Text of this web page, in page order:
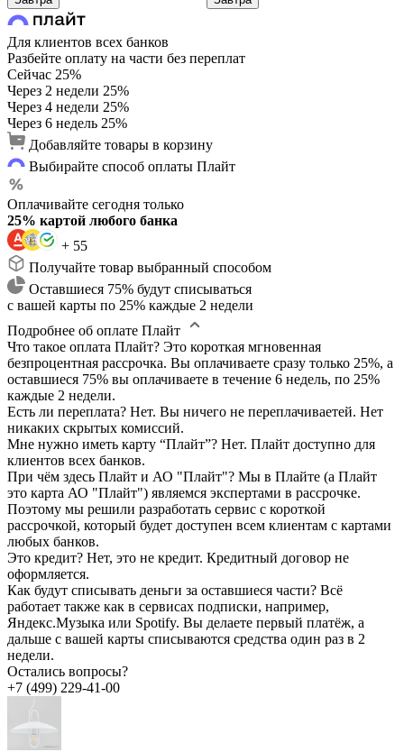
Для клиентов всех банков
Разбейте оплату на части без переплат
Сейчас 25%
Через 2 недели 25%
Через 4 недели 25%
Через 6 недель 25%
Добавляйте товары в корзину
Выбирайте способ оплаты Плайт
Оплачивайте сегодня только
25% картой любого банка
+ 55
Получайте товар выбранный способом
Оставшиеся 75% будут списываться
с вашей карты по 25% каждые 2 недели
Подробнее об оплате Плайт
Что такое оплата Плайт? Это короткая мгновенная
безпроцентная рассрочка. Вы оплачиваете сразу только 25%, а
оставшиеся 75% вы оплачиваете в течение 6 недель, по 25%
каждые 2 недели.
Есть ли переплата? Нет. Вы ничего не переплачиваетей. Нет
никаких скрытых комиссий.
Мне нужно иметь карту “Плайт”? Нет. Плайт доступно для
клиентов всех банков.
При чём здесь Плайт и АО "Плайт"? Мы в Плайте (а Плайт
это карта АО "Плайт") являемся экспертами в рассрочке.
Поэтому мы решили разработать сервис с короткой
рассрочкой, который будет доступен всем клиентам с картами
любых банков.
Это кредит? Нет, это не кредит. Кредитный договор не
оформляется.
Как будут списывать деньги за оставшиеся части? Всё
работает также как в сервисах подписки, например,
Яндекс.Музыка или Spotify. Вы делаете первый платёж, а
дальше с вашей карты списываются средства один раз в 2
недели.
Остались вопросы?
+7 (499) 229-41-00